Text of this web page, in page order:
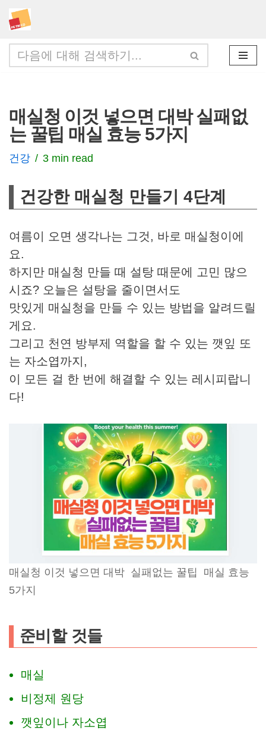
콘
텐
츠
너
뛰
기
매실청 이것 넣으면 대박 실패없
는 꿀팁 매실 효능 5가지
건강 3 min read
건강한 매실청 만들기 4단계
여름이 오면 생각나는 그것, 바로 매실청이에
요.
하지만 매실청 만들 때 설탕 때문에 고민 많으
시죠? 오늘은 설탕을 줄이면서도
맛있게 매실청을 만들 수 있는 방법을 알려드릴
게요.
그리고 천연 방부제 역할을 할 수 있는 깻잎 또
는 자소엽까지,
이 모든 걸 한 번에 해결할 수 있는 레시피랍니
다!
매실청 이것 넣으면 대박 실패없는 꿀팁 매실 효능
5가지
준비할 것들
매실
비정제 원당
깻잎이나 자소엽